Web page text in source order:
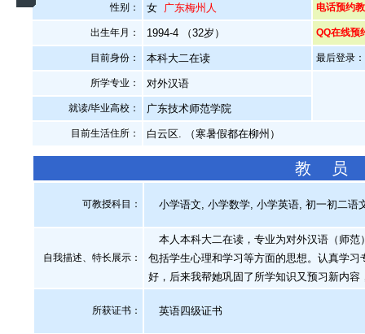
性别： 女 广东梅州人 电话预约
出生年月： 1994-4 （32岁） QQ在线预
目前身份： 本科大二在读 最后登录
所学专业： 对外汉语
就读/毕业高校： 广东技术师范学院
目前生活住所： 白云区. （寒暑假都在柳州）
教 员
可教授科目： 小学语文, 小学数学, 小学英语, 初一初二语
自我描述、特长展示 ：
本人本科大二在读，专业为对外汉语（师范
包括学生心理和学习等方面的思想。认真学
好，后来我帮她巩固了所学知识又预习新内
所获证书 ： 英语四级证书